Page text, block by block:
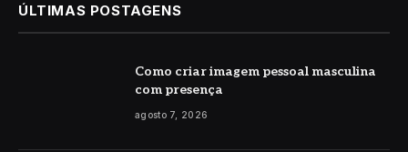
ÚLTIMAS POSTAGENS
Como criar imagem pessoal masculina
com presença
agosto 7, 2026